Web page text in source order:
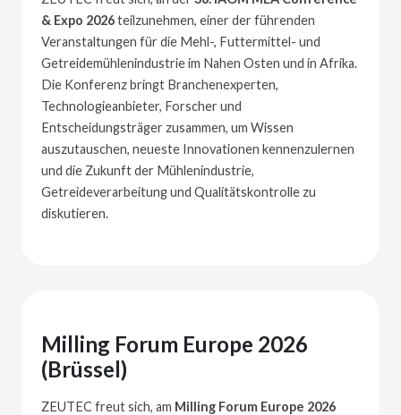
& Expo 2026teilzunehmen, einer der führenden
Veranstaltungen für die Mehl-, Futtermittel- und
Getreidemühlenindustrie im Nahen Osten und in Afrika.
Die Konferenz bringt Branchenexperten,
Technologieanbieter, Forscher und
Entscheidungsträger zusammen, um Wissen
auszutauschen, neueste Innovationen kennenzulernen
und die Zukunft der Mühlenindustrie,
Getreideverarbeitung und Qualitätskontrolle zu
diskutieren.
Milling Forum Europe 2026
(Brüssel)
ZEUTEC freut sich, am Milling Forum Europe 2026